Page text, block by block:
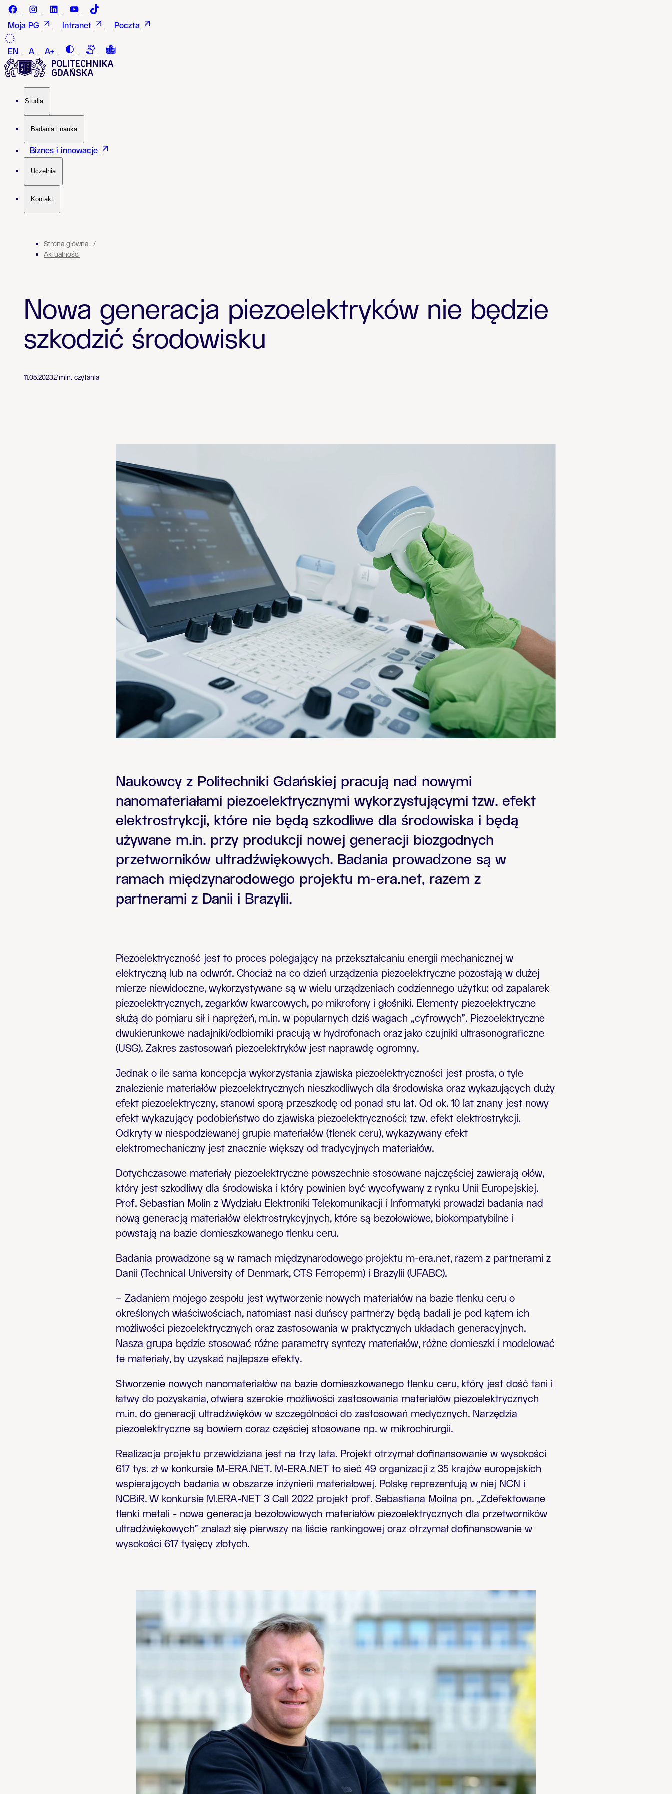
Przejdź do treści
Facebook - Politechnika Gdańska
instagram - Politechnika Gdańska
LinkedIn - Politechnika Gdańska
Youtube - Politechnika Gdańska
Moja PG
Intranet Poczta
EN A A+ ContrastConnection with a sign language interpreter
Tekst łatwy do czytania i rozumienia (ETR)
Studia
Badania i nauka
Biznes i innowacje
Uczelnia
Kontakt
Strona główna
Aktualności
Nowa generacja piezoelektryków nie będzie
szkodzić środowisku
11.05.20232min. czytania
Naukowcy z Politechniki Gdańskiej pracują nad nowymi
nanomateriałami piezoelektrycznymi wykorzystującymi tzw. efekt
elektrostrykcji, które nie będą szkodliwe dla środowiska i będą
używane m.in. przy produkcji nowej generacji biozgodnych
przetworników ultradźwiękowych. Badania prowadzone są w
ramach międzynarodowego projektu m-era.net, razem z
partnerami z Danii i Brazylii.
Piezoelektryczność jest to proces polegający na przekształcaniu energii mechanicznej w
elektryczną lub na odwrót. Chociaż na co dzień urządzenia piezoelektryczne pozostają w dużej
mierze niewidoczne, wykorzystywane są w wielu urządzeniach codziennego użytku: od zapalarek
piezoelektrycznych, zegarków kwarcowych, po mikrofony i głośniki. Elementy piezoelektryczne
służą do pomiaru sił i naprężeń, m.in. w popularnych dziś wagach „cyfrowych”. Piezoelektryczne
dwukierunkowe nadajniki/odbiorniki pracują w hydrofonach oraz jako czujniki ultrasonograficzne
(USG). Zakres zastosowań piezoelektryków jest naprawdę ogromny.
Jednak o ile sama koncepcja wykorzystania zjawiska piezoelektryczności jest prosta, o tyle
znalezienie materiałów piezoelektrycznych nieszkodliwych dla środowiska oraz wykazujących duży
efekt piezoelektryczny, stanowi sporą przeszkodę od ponad stu lat. Od ok. 10 lat znany jest nowy
efekt wykazujący podobieństwo do zjawiska piezoelektryczności: tzw. efekt elektrostrykcji.
Odkryty w niespodziewanej grupie materiałów (tlenek ceru), wykazywany efekt
elektromechaniczny jest znacznie większy od tradycyjnych materiałów.
Dotychczasowe materiały piezoelektryczne powszechnie stosowane najczęściej zawierają ołów,
który jest szkodliwy dla środowiska i który powinien być wycofywany z rynku Unii Europejskiej.
Prof. Sebastian Molin z Wydziału Elektroniki Telekomunikacji i Informatyki prowadzi badania nad
nową generacją materiałów elektrostrykcyjnych, które są bezołowiowe, biokompatybilne i
powstają na bazie domieszkowanego tlenku ceru.
Badania prowadzone są w ramach międzynarodowego projektu m-era.net, razem z partnerami z
Danii (Technical University of Denmark, CTS Ferroperm) i Brazylii (UFABC).
– Zadaniem mojego zespołu jest wytworzenie nowych materiałów na bazie tlenku ceru o
określonych właściwościach, natomiast nasi duńscy partnerzy będą badali je pod kątem ich
możliwości piezoelektrycznych oraz zastosowania w praktycznych układach generacyjnych.
Nasza grupa będzie stosować różne parametry syntezy materiałów, różne domieszki i modelować
te materiały, by uzyskać najlepsze efekty.
Stworzenie nowych nanomateriałów na bazie domieszkowanego tlenku ceru, który jest dość tani i
łatwy do pozyskania, otwiera szerokie możliwości zastosowania materiałów piezoelektrycznych
m.in. do generacji ultradźwięków w szczególności do zastosowań medycznych. Narzędzia
piezoelektryczne są bowiem coraz częściej stosowane np. w mikrochirurgii.
Realizacja projektu przewidziana jest na trzy lata. Projekt otrzymał dofinansowanie w wysokości
617 tys. zł w konkursie M-ERA.NET. M-ERA.NET to sieć 49 organizacji z 35 krajów europejskich
wspierających badania w obszarze inżynierii materiałowej. Polskę reprezentują w niej NCN i
NCBiR. W konkursie M.ERA-NET 3 Call 2022 projekt prof. Sebastiana Moilna pn. „Zdefektowane
tlenki metali - nowa generacja bezołowiowych materiałów piezoelektrycznych dla przetworników
ultradźwiękowych” znalazł się pierwszy na liście rankingowej oraz otrzymał dofinansowanie w
wysokości 617 tysięcy złotych.